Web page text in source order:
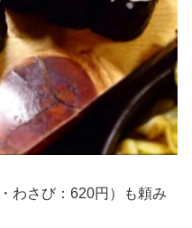
わさび：620円）も頼み